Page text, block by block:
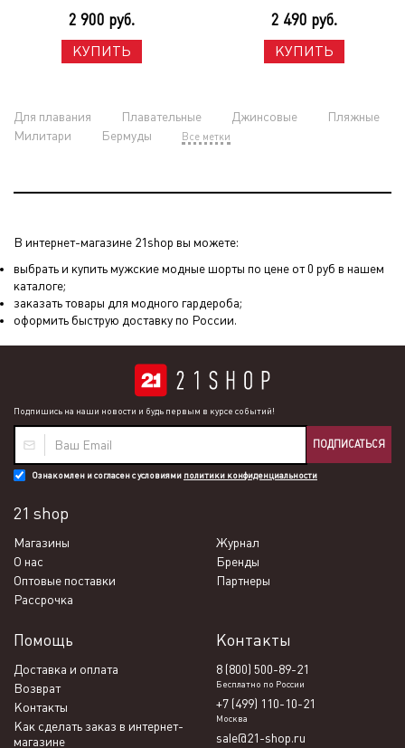
2 900 руб.
КУПИТЬ
2 490 руб.
КУПИТЬ
Для плавания Плавательные Джинсовые
Пляжные
Милитари
Бермуды Все метки
В интернет-магазине 21shop вы можете:
выбрать и купить мужские модные шорты по цене от 0 руб в нашем
каталоге;
заказать товары для модного гардероба;
оформить быструю доставку по России.
Подпишись на наши новости и будь первым в курсе событий!
ПОДПИСАТЬСЯ
Ознакомлен и согласен с условиями политики конфиденциальности
21 shop
Магазины
Журнал
О нас
Бренды
Оптовые поставки
Партнеры
Рассрочка
Помощь
Доставка и оплата
Возврат
Контакты
Как сделать заказ в интернет-
магазине
Контакты
8 (800) 500-89-21
Бесплатно по России
+7 (499) 110-10-21
Москва
sale@21-shop.ru